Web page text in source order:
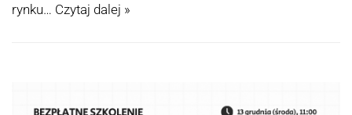
rynku… Czytaj dalej »